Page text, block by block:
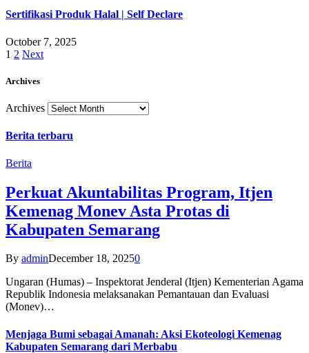
Sertifikasi Produk Halal | Self Declare
October 7, 2025
1 2 Next
Archives
Archives
Berita terbaru
Berita
Perkuat Akuntabilitas Program, Itjen
Kemenag Monev Asta Protas di
Kabupaten Semarang
By adminDecember 18, 20250
Ungaran (Humas) – Inspektorat Jenderal (Itjen) Kementerian Agama
Republik Indonesia melaksanakan Pemantauan dan Evaluasi
(Monev)…
Menjaga Bumi sebagai Amanah: Aksi Ekoteologi Kemenag
Kabupaten Semarang dari Merbabu